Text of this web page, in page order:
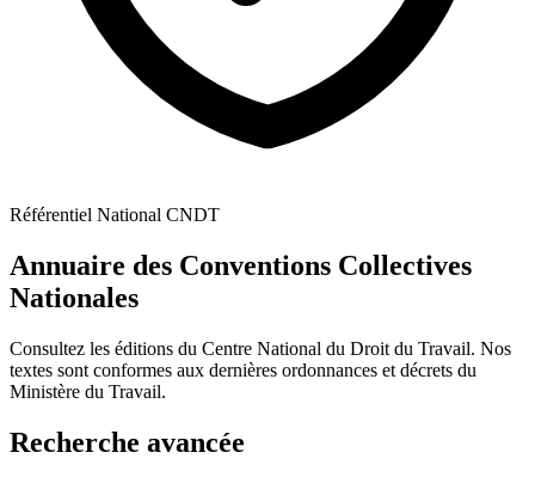
Référentiel National CNDT
Annuaire des Conventions Collectives
Nationales
Consultez les éditions du Centre National du Droit du Travail. Nos
textes sont conformes aux dernières ordonnances et décrets du
Ministère du Travail.
Recherche avancée